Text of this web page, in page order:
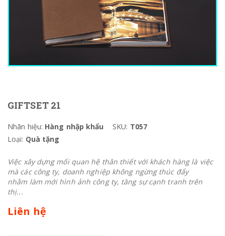
GIFTSET 21
Nhãn hiệu: Hàng nhập khẩu SKU: T057
Loại: Quà tặng
Việc xây dựng mối quan hệ thân thiết với khách hàng là việc
mà các công ty, doanh nghiệp không ngừng thúc đẩy
nhằm làm mới hình ảnh công ty, tăng sự cạnh tranh trên
thị...
Liên hệ